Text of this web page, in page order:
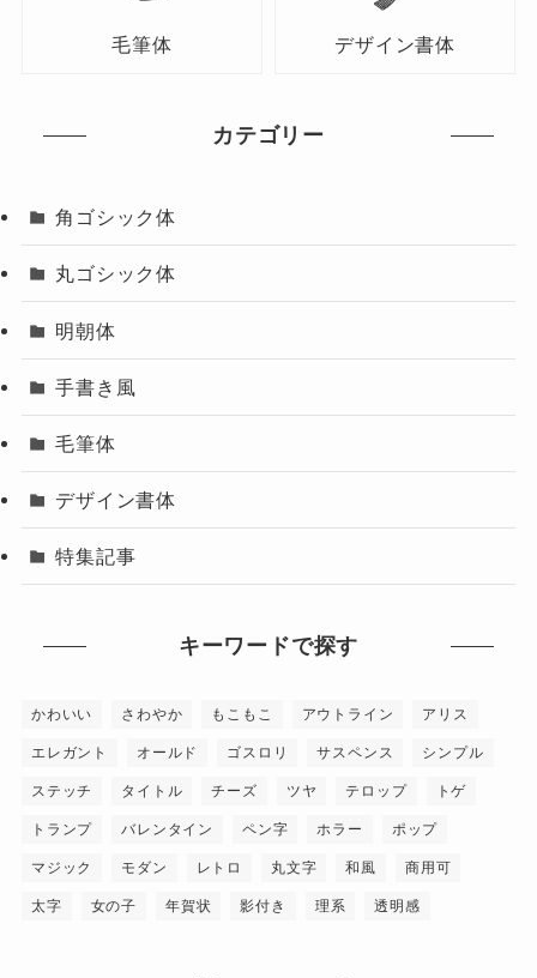
毛筆体 デザイン書体
カテゴリー
角ゴシック体
丸ゴシック体
明朝体
手書き風
毛筆体
デザイン書体
特集記事
キーワードで探す
かわいい さわやか もこもこ アウトライン アリス
エレガント オールド ゴスロリ サスペンス シンプル
ステッチ タイトル チーズ ツヤ テロップ トゲ
トランプ バレンタイン ペン字 ホラー ポップ
マジック モダン レトロ 丸文字 和風 商用可
太字 女の子 年賀状 影付き 理系 透明感